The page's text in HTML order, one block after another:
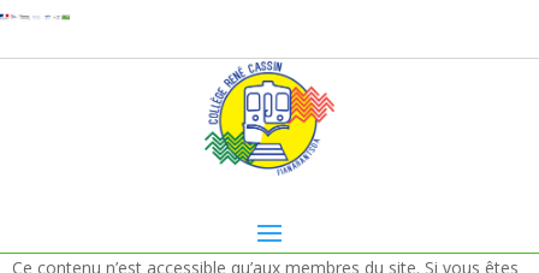
Ce contenu n’est accessible qu’aux membres du site. Si vous êtes